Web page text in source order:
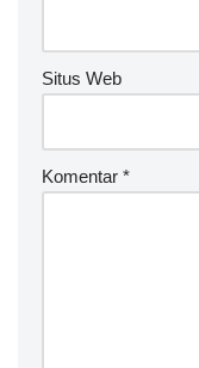
Situs Web
Komentar *